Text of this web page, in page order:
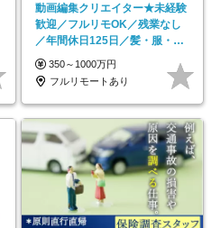
動画編集クリエイター★未経験
歓迎／フルリモOK／残業なし
／年間休日125日／髪・服・ネ
イル自由／研修充実で安心
350～1000万円
フルリモートあり